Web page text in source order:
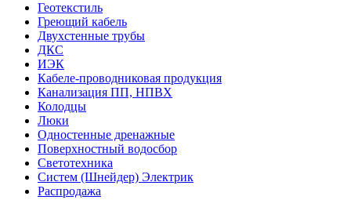
Геотекстиль
Греющий кабель
Двухстенные трубы
ДКС
ИЭК
Кабеле-проводниковая продукция
Канализация ПП, НПВХ
Колодцы
Люки
Одностенные дренажные
Поверхностный водосбор
Светотехника
Систем (Шнейдер) Электрик
Распродажа